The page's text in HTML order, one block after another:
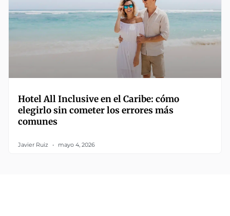
Hotel All Inclusive en el Caribe: cómo
elegirlo sin cometer los errores más
comunes
Javier Ruiz mayo 4, 2026